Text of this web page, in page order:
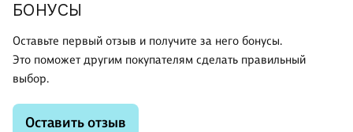
БОНУСЫ
Оставьте первый отзыв и получите за него бонусы.
Это поможет другим покупателям сделать правильный
выбор.
Оставить отзыв